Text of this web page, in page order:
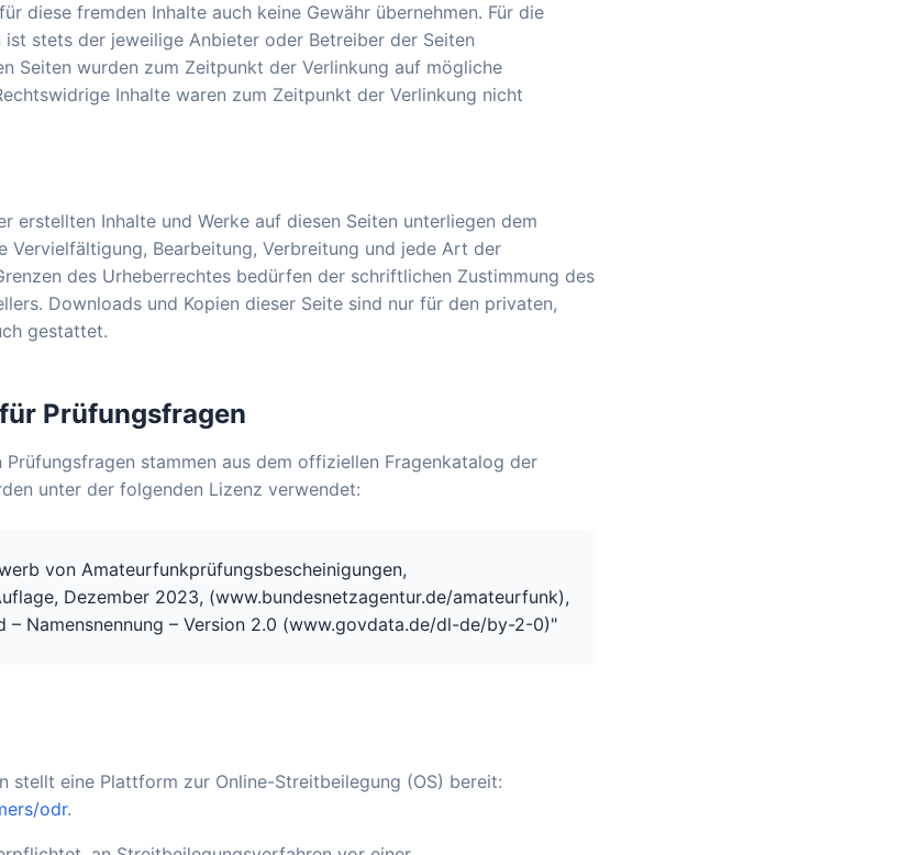
diese fremden Inhalte auch keine Gewähr übernehmen. Für die
stets der jeweilige Anbieter oder Betreiber der Seiten
Seiten wurden zum Zeitpunkt der Verlinkung auf mögliche
Inhalte waren zum Zeitpunkt der Verlinkung nicht
erstellten Inhalte und Werke auf diesen Seiten unterliegen dem
Vervielfältigung, Bearbeitung, Verbreitung und jede Art der
des Urheberrechtes bedürfen der schriftlichen Zustimmung des
Downloads und Kopien dieser Seite sind nur für den privaten,
gestattet.
Prüfungsfragen
stammen aus dem offiziellen Fragenkatalog der
unter der folgenden Lizenz verwendet:
von Amateurfunkprüfungsbescheinigungen,
Dezember 2023, (www.bundesnetzagentur.de/amateurfunk),
– Namensnennung – Version 2.0 (www.govdata.de/dl-de/by-2-0)"
stellt eine Plattform zur Online-Streitbeilegung (OS) bereit:
odr.